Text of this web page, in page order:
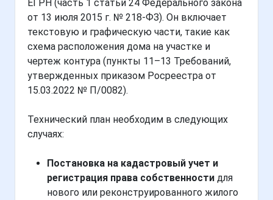
ЕГРН (часть 1 статьи 24 Федерального закона
от 13 июля 2015 г. № 218-ФЗ). Он включает
текстовую и графическую части, такие как
схема расположения дома на участке и
чертеж контура (пункты 11–13 Требований,
утвержденных приказом Росреестра от
15.03.2022 № П/0082).
Технический план необходим в следующих
случаях:
Постановка на кадастровый учет и
регистрация права собственности для
нового или реконструированного жилого